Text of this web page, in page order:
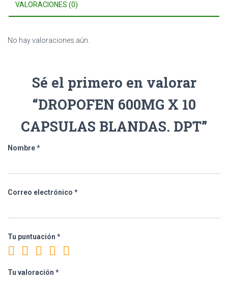
VALORACIONES (0)
No hay valoraciones aún.
Sé el primero en valorar
“DROPOFEN 600MG X 10
CAPSULAS BLANDAS. DPT”
Nombre*
Correo electrónico *
Tu puntuación *
Tu valoración *